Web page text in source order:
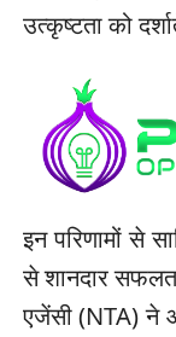
उत्कृष्टता को
इन परिणामों से
से शानदार
एजेंसी (NTA) ने